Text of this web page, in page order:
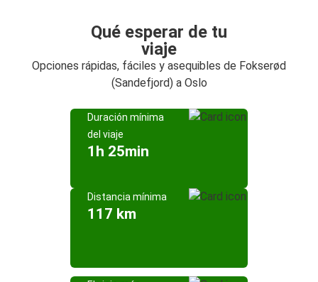
Qué esperar de tu
viaje
Opciones rápidas, fáciles y asequibles de Fokserød
(Sandefjord) a Oslo
Duración mínima
del viaje
1h 25min
Distancia mínima
117 km